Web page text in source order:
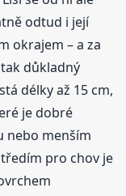
odtud i její
okrajem – a za
důkladný
délky až 15 cm,
je dobré
nebo menším
pro chov je